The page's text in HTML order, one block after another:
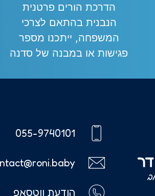
הדרכת הורים פרטנית
הנבנית בהתאם לצרכי
המשפחה, ייתכנו מספר
פגישות או במבנה של סדנה
055-9740101
הודעת ווטסאפ